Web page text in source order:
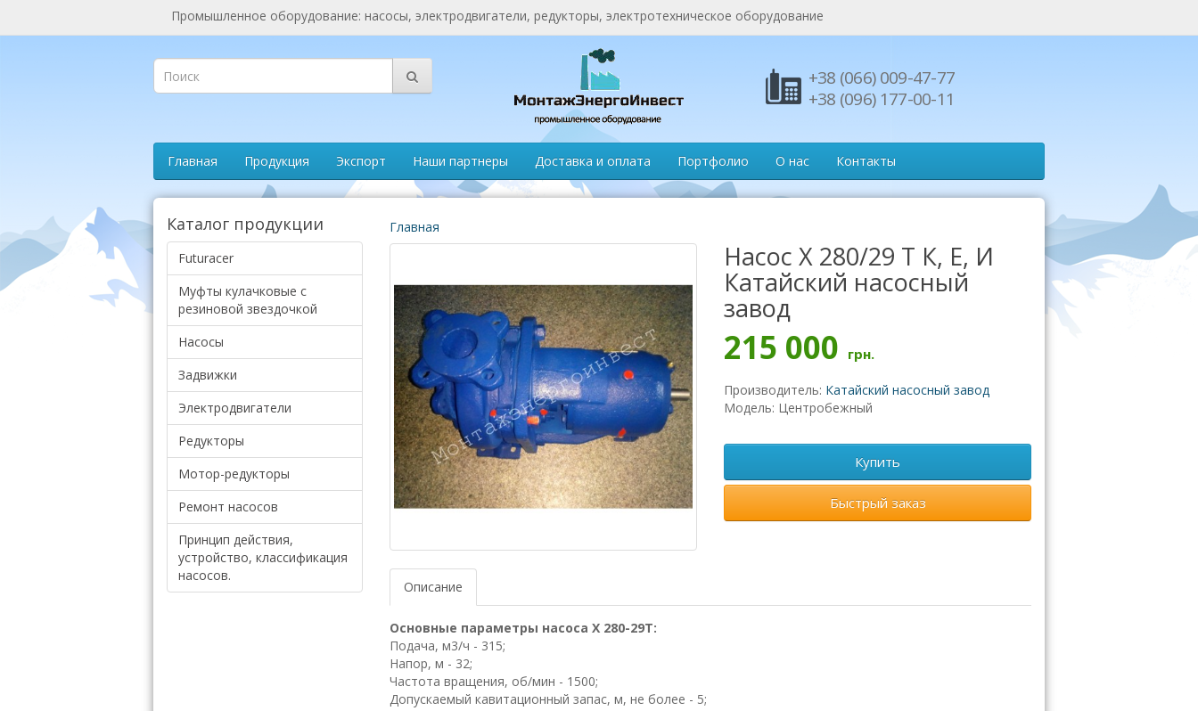
Промышленное оборудование: насосы, электродвигатели, редукторы, электротехническое оборудование
+38 (066) 009-47-77
+38 (096) 177-00-11
Главная Продукция Экспорт Наши партнеры Доставка и оплата Портфолио О нас Контакты
Каталог продукции
Futuracer
Муфты кулачковые с
резиновой звездочкой
Насосы
Задвижки
Электродвигатели
Редукторы
Мотор-редукторы
Ремонт насосов
Принцип действия,
устройство, классификация
насосов.
Главная
Насос Х 280/29 Т К, Е, И
Катайский насосный
завод
215 000 грн.
Производитель: Катайский насосный завод
Модель: Центробежный
Купить
Быстрый заказ
Описание
Основные параметры насоса Х 280-29Т:
Подача, м3/ч - 315;
Напор, м - 32;
Частота вращения, об/мин - 1500;
Допускаемый кавитационный запас, м, не более - 5;